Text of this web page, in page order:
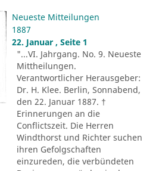
Neueste Mitteilungen
1887
22. Januar , Seite 1
"...VI. Jahrgang. No. 9. Neueste
Mittheilungen.
Verantwortlicher Herausgeber:
Dr. H. Klee. Berlin, Sonnabend,
den 22. Januar 1887. †
Erinnerungen an die
Conflictszeit. Die Herren
Windthorst und Richter suchen
ihren Gefolgschaften
einzureden, die verbündeten